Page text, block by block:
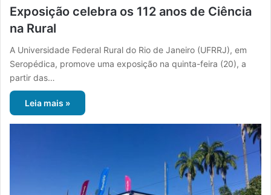
Exposição celebra os 112 anos de Ciência
na Rural
A Universidade Federal Rural do Rio de Janeiro (UFRRJ), em
Seropédica, promove uma exposição na quinta-feira (20), a
partir das…
Leia mais »